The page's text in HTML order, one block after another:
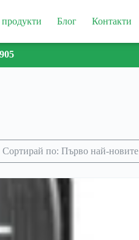
Блог Контакти
Сортирай по: Първо най-новите